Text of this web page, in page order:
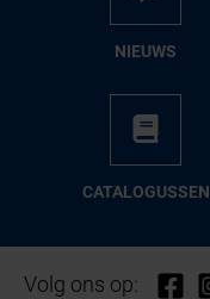
NIEUWS
CA­TA­LO­GUS­SEN
Volg ons op: